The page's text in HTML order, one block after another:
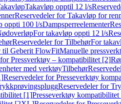
Takavløp opptil 12 l/s
Reservedeler for Takavløp for
oppti 100 l/sDampsperreelementer
For takavløp oppti 12 l/s
Reservedeler for TilbehørFor
til Geberit FlowFitManuelle
Pressverktøy – kompatibilitet [2]
med verktøyTilbehør
Reservedeler for Presseverktøy
Reservedeler for
[1]Presseverktøy